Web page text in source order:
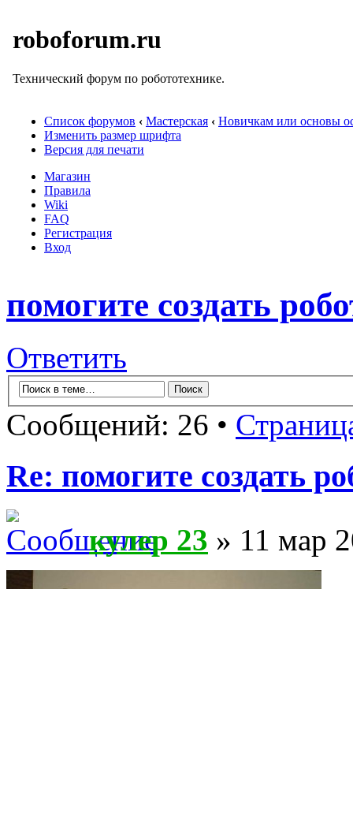
roboforum.ru
Технический форум по робототехнике.
Список форумов ‹ Мастерская ‹ Новичкам или основы
Изменить размер шрифта
Версия для печати
Магазин
Правила
Wiki
FAQ
Регистрация
Вход
помогите создать
Ответить
Сообщений: 26 •
Re: помогите создать
кулер 23 » 11 мар